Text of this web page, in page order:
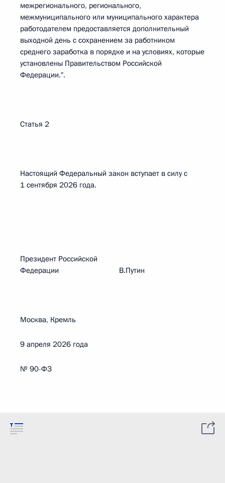
межрегионального, регионального,
межмуниципального или муниципального характера
работодателем предоставляется дополнительный
выходной день с сохранением за работником
среднего заработка в порядке и на условиях, которые
установлены Правительством Российской
Федерации.".
Статья 2
Настоящий Федеральный закон вступает в силу с
1 сентября 2026 года.
Президент Российской
Федерации В.Путин
Москва, Кремль
9 апреля 2026 года
№ 90-ФЗ